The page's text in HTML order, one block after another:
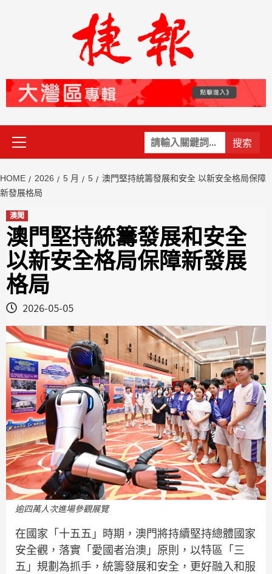
關
鍵
Primary
Menu
HOME 2026 5 月 5
澳門堅持統籌發展和安全 以新安全格局保障
新發展格局
澳聞
澳門堅持統籌發展和安全
以新安全格局保障新發展
格局
2026-05-05
逾四萬人次進場參觀展覽
在國家「十五五」時期，澳門將持續堅持總體國家
安全觀，落實「愛國者治澳」原則，以特區「三
五」規劃為抓手，統籌發展和安全，更好融入和服